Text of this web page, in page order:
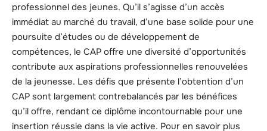
professionnel des jeunes. Qu’il s’agisse d’un accès
immédiat au marché du travail, d’une base solide pour une
poursuite d’études ou de développement de
compétences, le CAP offre une diversité d’opportunités
contribute aux aspirations professionnelles renouvelées
de la jeunesse. Les défis que présente l’obtention d’un
CAP sont largement contrebalancés par les bénéfices
qu’il offre, rendant ce diplôme incontournable pour une
insertion réussie dans la vie active. Pour en savoir plus